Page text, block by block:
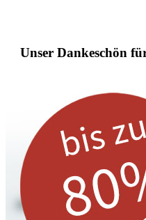
Unser Dankeschön